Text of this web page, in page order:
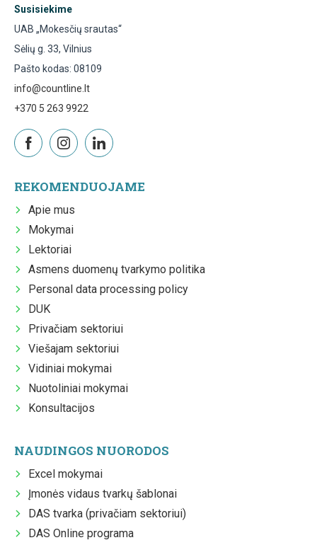
Susisiekime
UAB „Mokesčių srautas“
Sėlių g. 33, Vilnius
Pašto kodas: 08109
info@countline.lt
+370 5 263 9922
REKOMENDUOJAME
Apie mus
Mokymai
Lektoriai
Asmens duomenų tvarkymo politika
Personal data processing policy
DUK
Privačiam sektoriui
Viešajam sektoriui
Vidiniai mokymai
Nuotoliniai mokymai
Konsultacijos
NAUDINGOS NUORODOS
Excel mokymai
Įmonės vidaus tvarkų šablonai
DAS tvarka (privačiam sektoriui)
DAS Online programa